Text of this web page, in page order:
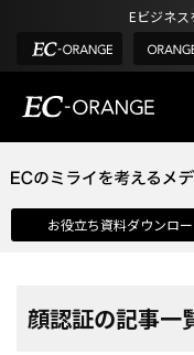
Eビジネス
選ばれる理由
課題解決例
お役立ち資料ダウンロ
顔認証の記事一